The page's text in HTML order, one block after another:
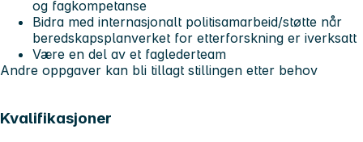
og fagkompetanse
Bidra med internasjonalt politisamarbeid/støtte når
beredskapsplanverket for etterforskning er iverksatt
Være en del av et faglederteam
Andre oppgaver kan bli tillagt stillingen etter behov
Kvalifikasjoner